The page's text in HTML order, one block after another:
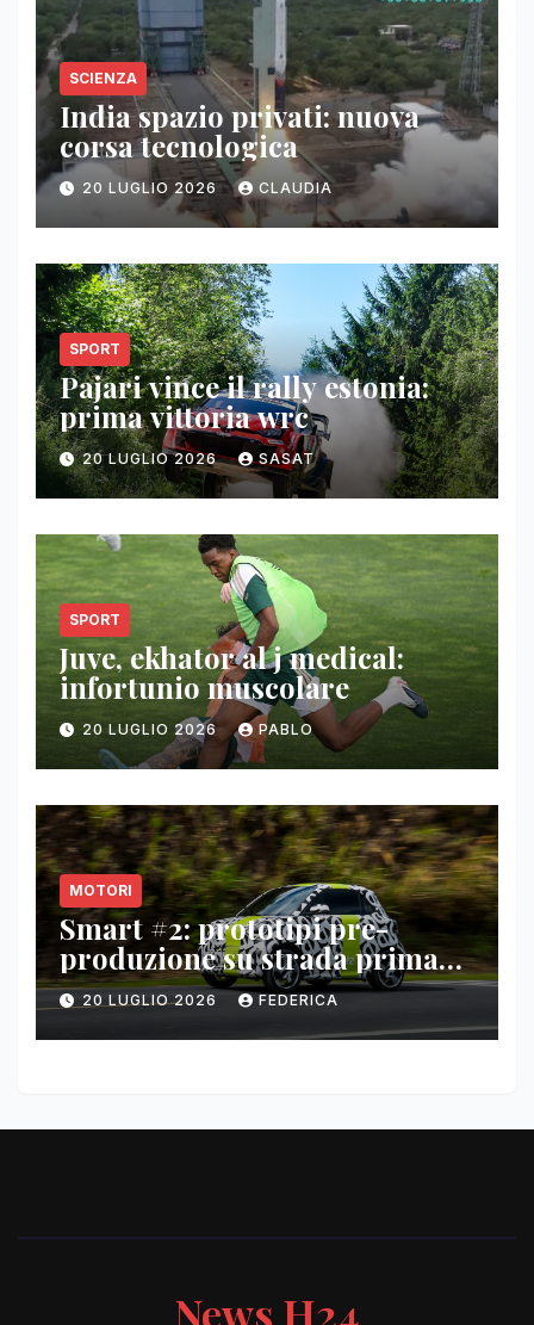
SCIENZA
India spazio privati: nuova
corsa tecnologica
20 LUGLIO 2026 CLAUDIA
SPORT
Pajari vince il rally estonia:
prima vittoria wrc
20 LUGLIO 2026 SASAT
SPORT
Juve, ekhator al j medical:
infortunio muscolare
20 LUGLIO 2026 PABLO
MOTORI
Smart #2: prototipi pre-
produzione su strada prima
del paris motor show 2026
20 LUGLIO 2026 FEDERICA
News H24